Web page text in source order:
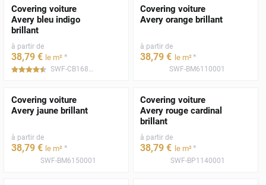
Covering voiture
Avery bleu indigo
brillant
à partir de
38,79 € le m² *
***** SWF-CB1680001
Covering voiture
Avery orange brillant
à partir de
38,79 € le m²*
SWF-BM6110001
Covering voiture
Avery jaune brillant
à partir de
38,79 € le m² *
SWF-BM6150001
Covering voiture
Avery rouge cardinal
brillant
à partir de
38,79 € le m²*
SWF-BP1140001